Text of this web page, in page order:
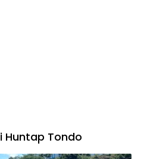
Huntap Tondo